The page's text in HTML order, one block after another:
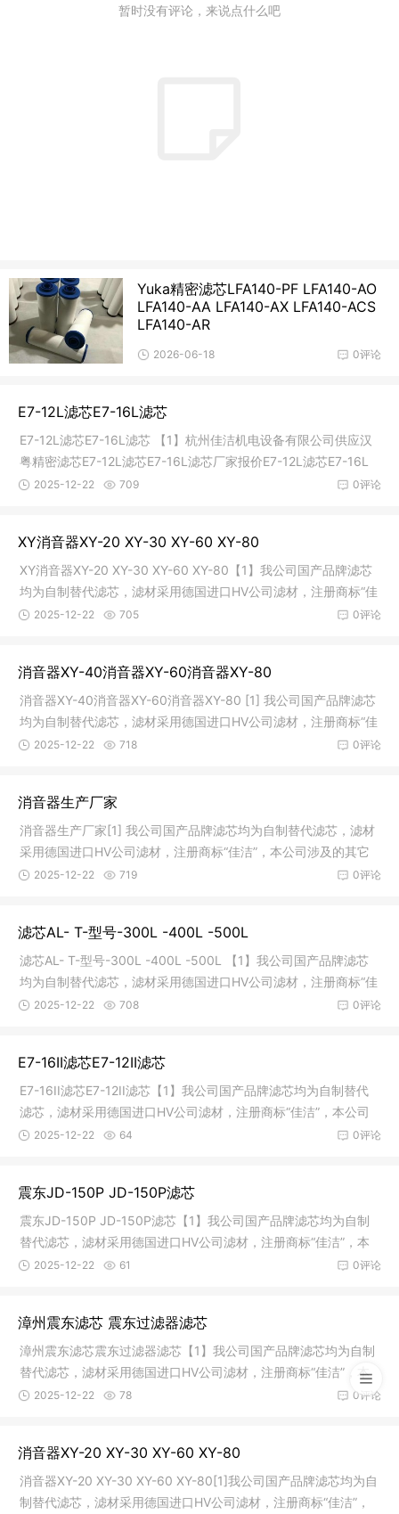
暂时没有评论，来说点什么吧
Yuka精密滤芯LFA140-PF LFA140-AO
LFA140-AA LFA140-AX LFA140-ACS
LFA140-AR
0评论
2026-06-18
E7-12L滤芯E7-16L滤芯
E7-12L滤芯E7-16L滤芯 【1】杭州佳洁机电设备有限公司供应汉
粤精密滤芯E7-12L滤芯E7-16L滤芯厂家报价E7-12L滤芯E7-16L
滤芯产品详
0评论
2025-12-22 709
XY消音器XY-20 XY-30 XY-60 XY-80
XY消音器XY-20 XY-30 XY-60 XY-80【1】我公司国产品牌滤芯
均为自制替代滤芯，滤材采用德国进口HV公司滤材，注册商标“佳
洁”，本
0评论
2025-12-22 705
消音器XY-40消音器XY-60消音器XY-80
消音器XY-40消音器XY-60消音器XY-80 [1] 我公司国产品牌滤芯
均为自制替代滤芯，滤材采用德国进口HV公司滤材，注册商标“佳
洁”，
0评论
2025-12-22 718
消音器生产厂家
消音器生产厂家[1] 我公司国产品牌滤芯均为自制替代滤芯，滤材
采用德国进口HV公司滤材，注册商标“佳洁”，本公司涉及的其它
品牌
0评论
2025-12-22 719
滤芯AL- T-型号-300L -400L -500L
滤芯AL- T-型号-300L -400L -500L 【1】我公司国产品牌滤芯
均为自制替代滤芯，滤材采用德国进口HV公司滤材，注册商标“佳
洁”，
0评论
2025-12-22 708
E7-16II滤芯E7-12II滤芯
E7-16II滤芯E7-12II滤芯【1】我公司国产品牌滤芯均为自制替代
滤芯，滤材采用德国进口HV公司滤材，注册商标“佳洁”，本公司
涉及
0评论
2025-12-22 64
震东JD-150P JD-150P滤芯
震东JD-150P JD-150P滤芯【1】我公司国产品牌滤芯均为自制
替代滤芯，滤材采用德国进口HV公司滤材，注册商标“佳洁”，本
公司涉及
0评论
2025-12-22 61
漳州震东滤芯 震东过滤器滤芯
漳州震东滤芯震东过滤器滤芯【1】我公司国产品牌滤芯均为自制
替代滤芯，滤材采用德国进口HV公司滤材，注册商标“佳洁”，本
公司
0评论
2025-12-22 78
消音器XY-20 XY-30 XY-60 XY-80
消音器XY-20 XY-30 XY-60 XY-80[1]我公司国产品牌滤芯均为自
制替代滤芯，滤材采用德国进口HV公司滤材，注册商标“佳洁”，